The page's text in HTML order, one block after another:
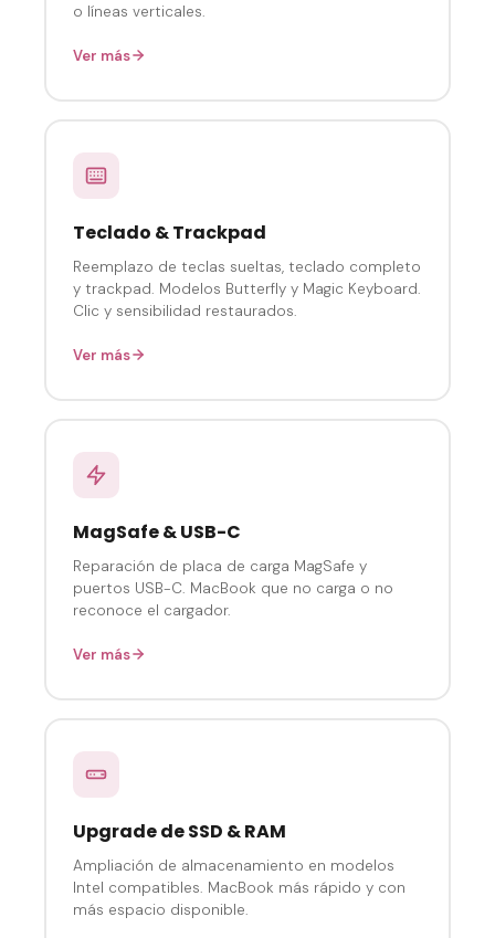
o líneas verticales.
Ver más
Teclado & Trackpad
Reemplazo de teclas sueltas, teclado completo
y trackpad. Modelos Butterfly y Magic Keyboard.
Clic y sensibilidad restaurados.
Ver más
MagSafe & USB-C
Reparación de placa de carga MagSafe y
puertos USB-C. MacBook que no carga o no
reconoce el cargador.
Ver más
Upgrade de SSD & RAM
Ampliación de almacenamiento en modelos
Intel compatibles. MacBook más rápido y con
más espacio disponible.